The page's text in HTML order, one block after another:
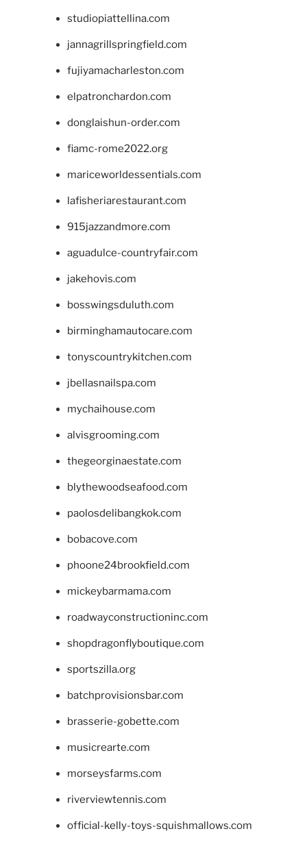
studiopiattellina.com
jannagrillspringfield.com
fujiyamacharleston.com
elpatronchardon.com
donglaishun-order.com
fiamc-rome2022.org
mariceworldessentials.com
lafisheriarestaurant.com
915jazzandmore.com
aguadulce-countryfair.com
jakehovis.com
bosswingsduluth.com
birminghamautocare.com
tonyscountrykitchen.com
jbellasnailspa.com
mychaihouse.com
alvisgrooming.com
thegeorginaestate.com
blythewoodseafood.com
paolosdelibangkok.com
bobacove.com
phoone24brookfield.com
mickeybarmama.com
roadwayconstructioninc.com
shopdragonflyboutique.com
sportszilla.org
batchprovisionsbar.com
brasserie-gobette.com
musicrearte.com
morseysfarms.com
riverviewtennis.com
official-kelly-toys-squishmallows.com